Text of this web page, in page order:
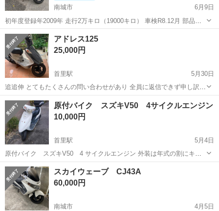
南城市
6月9日
初年度登録年2009年 走行2万キロ（19000キロ） 車検R8.12月 部品
色々入ってます。 不具合無し。 ガレージ保管で綺麗です。 現車確認
してからお願いします。 代理出品です。
沖縄 南城市 スズキ
アドレス125
25,000円
首里駅
5月30日
追追伸 とてもたくさんの問い合わせがあり 全員に返信できず申し訳ご
ざいません。 先行で熱意がある方 ４人ほどいて 決めたいと思いま
す。 他にも熱意があるかたいらっしゃいましたけど 今回はもう決め
ます ありがとうございま...
沖縄 南城市 首里駅
原付バイク スズキV50 4サイクルエンジン
10,000円
首里駅
5月4日
原付バイク スズキV50 4 サイクルエンジン 外装は年式の割にキレ
イ目かなと思います。 自賠責も半年位は残ってます。 4サイクルエン
ジンなので燃費は良いです。 放置してしまい、セルやキックで始動し
なくなりました。(今年...
沖縄 南城市 首里駅 スズキ 部品取り
スカイウェーブ CJ43A
60,000円
南城市
4月5日